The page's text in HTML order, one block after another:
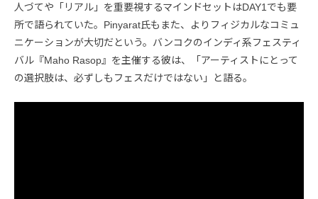
人づてや「リアル」を重要視するマインドセットはDAY1でも要
所で語られていた。Pinyarat氏もまた、よりフィジカルなコミュ
ニケーションが大切だという。バンコクのインディ系フェスティ
バル『Maho Rasop』を主催する彼は、「アーティストにとって
の選択肢は、必ずしもフェスだけではない」と語る。